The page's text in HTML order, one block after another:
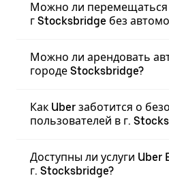
Можно ли перемещаться
г Stocksbridge без
Можно ли арендовать
городе Stocksbridge?
Как Uber заботится о
пользователей в г.
Доступны ли услуги Uber
г. Stocksbridge?